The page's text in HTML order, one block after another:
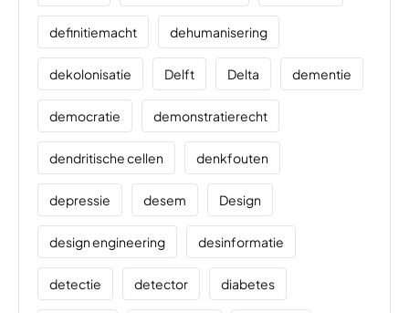
definitiemacht dehumanisering
dekolonisatie Delft Delta dementie
democratie demonstratierecht
dendritische cellen denkfouten
depressie desem Design
design engineering desinformatie
detectie detector diabetes